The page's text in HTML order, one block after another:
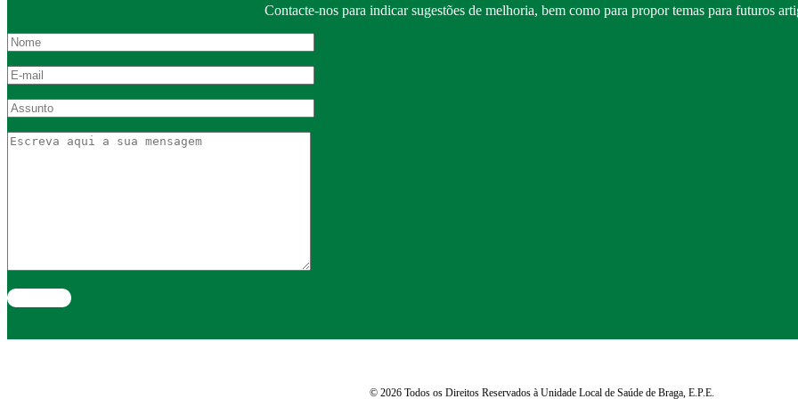
Contacte-nos para indicar sugestões de melhoria, bem como para propor temas para futuros
© 2026 Todos os Direitos Reservados à Unidade Local de Saúde de Braga, E.P.E.